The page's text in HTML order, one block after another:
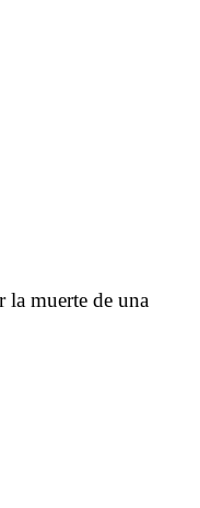
la muerte de una